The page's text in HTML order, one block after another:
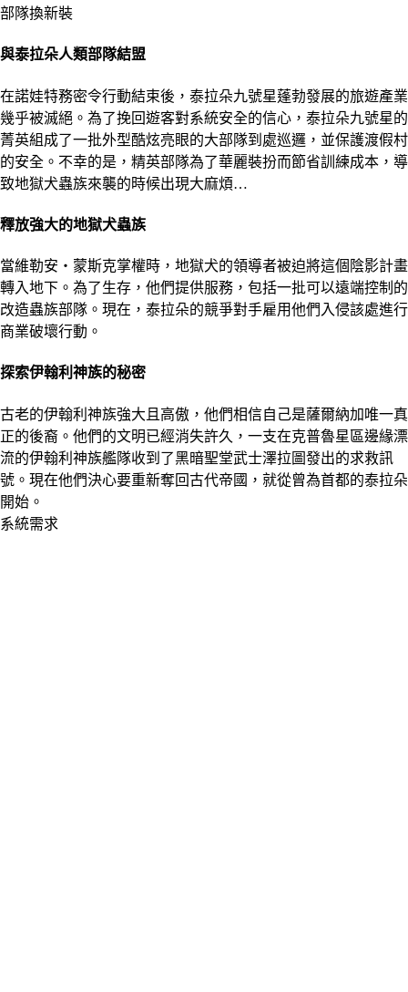
部隊換新裝
與泰拉朵人類部隊結盟
在諾娃特務密令行動結束後，泰拉朵九號星蓬勃發展的旅遊產業
幾乎被滅絕。為了挽回遊客對系統安全的信心，泰拉朵九號星的
菁英組成了一批外型酷炫亮眼的大部隊到處巡邏，並保護渡假村
的安全。不幸的是，精英部隊為了華麗裝扮而節省訓練成本，導
致地獄犬蟲族來襲的時候出現大麻煩…
釋放強大的地獄犬蟲族
當維勒安‧蒙斯克掌權時，地獄犬的領導者被迫將這個陰影計畫
轉入地下。為了生存，他們提供服務，包括一批可以遠端控制的
改造蟲族部隊。現在，泰拉朵的競爭對手雇用他們入侵該處進行
商業破壞行動。
探索伊翰利神族的秘密
古老的伊翰利神族強大且高傲，他們相信自己是薩爾納加唯一真
正的後裔。他們的文明已經消失許久，一支在克普魯星區邊緣漂
流的伊翰利神族艦隊收到了黑暗聖堂武士澤拉圖發出的求救訊
號。現在他們決心要重新奪回古代帝國，就從曾為首都的泰拉朵
開始。
系統需求